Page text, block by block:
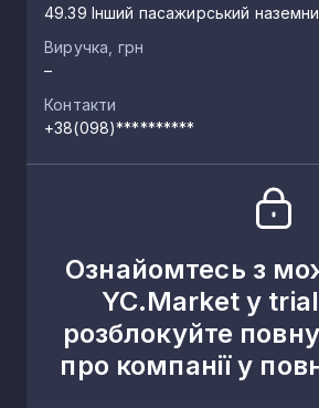
49.39 Інший пасажирський
Виручка, грн
–
Контакти
+38(098)**********
Ознайомтесь з
YC.Market у
розблокуйте
про компанії у